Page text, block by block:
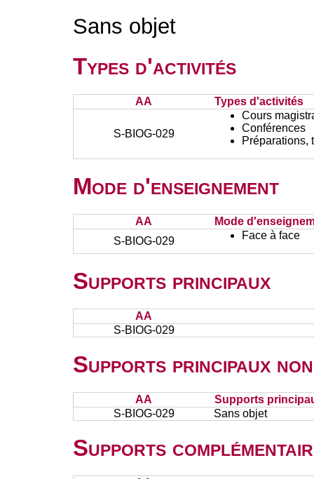
Sans objet
Types d'activités
AA Types d'activités
S-BIOG-029
Cours
Conférences
Préparations,
Mode d'enseignement
AA
Mode
S-BIOG-029
Face à face
Supports principaux
AA
S-BIOG-029
Supports principaux
AA
Supports
S-BIOG-029
Sans objet
Supports